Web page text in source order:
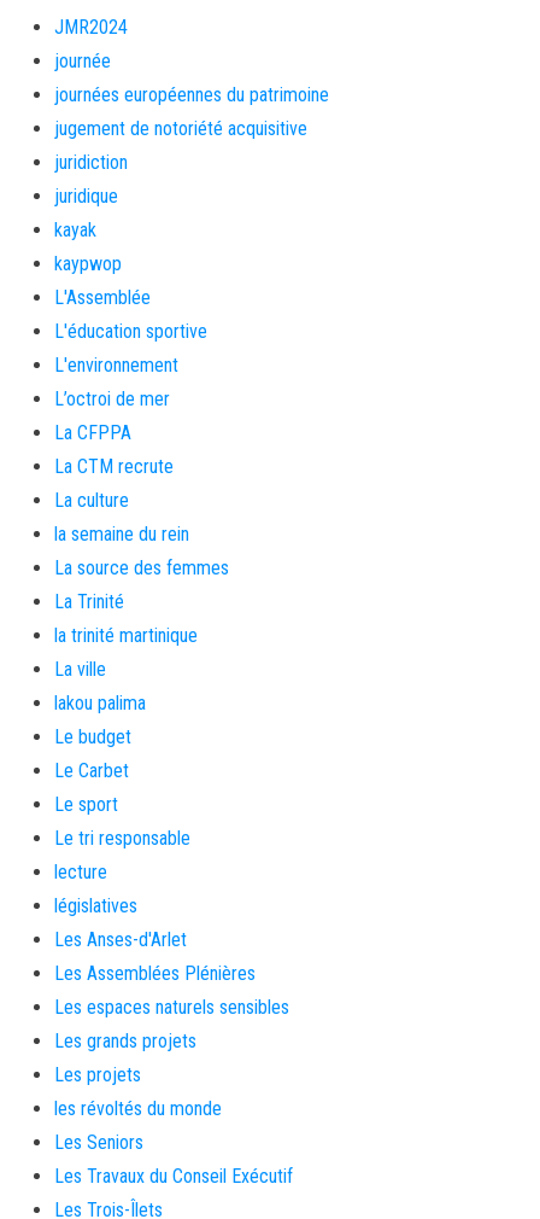
JMR2024
journée
journées européennes du patrimoine
jugement de notoriété acquisitive
juridiction
juridique
kayak
kaypwop
L'Assemblée
L'éducation sportive
L'environnement
L’octroi de mer
La CFPPA
La CTM recrute
La culture
la semaine du rein
La source des femmes
La Trinité
la trinité martinique
La ville
lakou palima
Le budget
Le Carbet
Le sport
Le tri responsable
lecture
législatives
Les Anses-d'Arlet
Les Assemblées Plénières
Les espaces naturels sensibles
Les grands projets
Les projets
les révoltés du monde
Les Seniors
Les Travaux du Conseil Exécutif
Les Trois-Îlets